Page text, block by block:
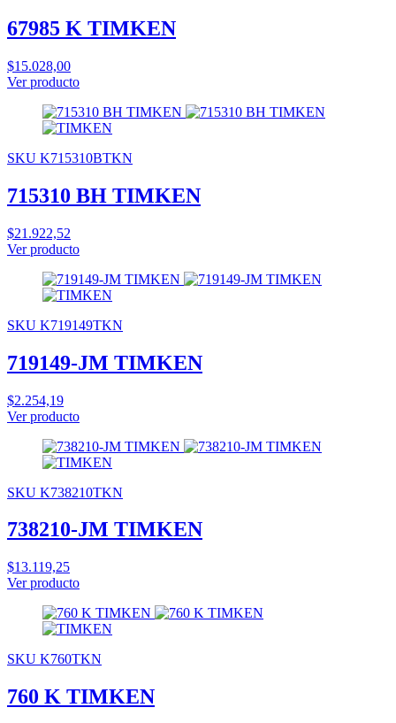
67985 K TIMKEN
$15.028,00
Ver producto
SKU K715310BTKN
715310 BH TIMKEN
$21.922,52
Ver producto
SKU K719149TKN
719149-JM TIMKEN
$2.254,19
Ver producto
SKU K738210TKN
738210-JM TIMKEN
$13.119,25
Ver producto
SKU K760TKN
760 K TIMKEN